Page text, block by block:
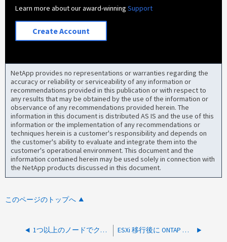
Learn more about our award-winningSupport
Create Account
NetApp provides no representations or warranties regarding the
accuracy or reliability or serviceability of any information or
recommendations provided in this publication or with respect to
any results that may be obtained by the use of the information or
observance of any recommendations provided herein. The
information in this document is distributed AS IS and the use of this
information or the implementation of any recommendations or
techniques herein is a customer's responsibility and depends on
the customer's ability to evaluate and integrate them into the
customer's operational environment. This document and the
information contained herein may be used solely in connection with
the NetApp products discussed in this document.
このページのトップへ
1つ以上のノードでクラスタ導入が失敗しましたNodePoweredOnFailed ESXi 移行後に ONTAP 認証情報が無効というエラーが発生し、ONTAP Select Deploy でクラスターの更新が失敗する